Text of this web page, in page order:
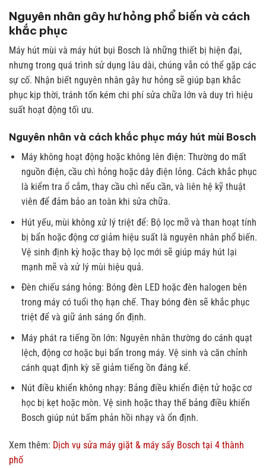
Nguyên nhân gây hư hỏng phổ biến và cách
khắc phục
Máy hút mùi và máy hút bụi Bosch là những thiết bị hiện đại,
nhưng trong quá trình sử dụng lâu dài, chúng vẫn có thể gặp các
sự cố. Nhận biết nguyên nhân gây hư hỏng sẽ giúp bạn khắc
phục kịp thời, tránh tốn kém chi phí sửa chữa lớn và duy trì hiệu
suất hoạt động tối ưu.
Nguyên nhân và cách khắc phục máy hút mùi Bosch
Máy không hoạt động hoặc không lên điện: Thường do mất
nguồn điện, cầu chì hỏng hoặc dây điện lỏng. Cách khắc phục
là kiểm tra ổ cắm, thay cầu chì nếu cần, và liên hệ kỹ thuật
viên để đảm bảo an toàn khi sửa chữa.
Hút yếu, mùi không xử lý triệt để: Bộ lọc mỡ và than hoạt tính
bị bẩn hoặc động cơ giảm hiệu suất là nguyên nhân phổ biến.
Vệ sinh định kỳ hoặc thay bộ lọc mới sẽ giúp máy hút lại
mạnh mẽ và xử lý mùi hiệu quả.
Đèn chiếu sáng hỏng: Bóng đèn LED hoặc đèn halogen bên
trong máy có tuổi thọ hạn chế. Thay bóng đèn sẽ khắc phục
triệt để và giữ ánh sáng ổn định.
Máy phát ra tiếng ồn lớn: Nguyên nhân thường do cánh quạt
lệch, động cơ hoặc bụi bẩn trong máy. Vệ sinh và căn chỉnh
cánh quạt định kỳ sẽ giảm tiếng ồn đáng kể.
Nút điều khiển không nhạy: Bảng điều khiển điện tử hoặc cơ
học bị kẹt hoặc mòn. Vệ sinh hoặc thay thế bảng điều khiển
Bosch giúp nút bấm phản hồi nhạy và ổn định.
Xem thêm: Dịch vụ sửa máy giặt & máy sấy Bosch tại 4 thành
phố